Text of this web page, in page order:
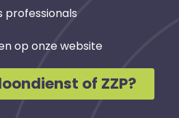
professionals
op onze website
of ZZP?